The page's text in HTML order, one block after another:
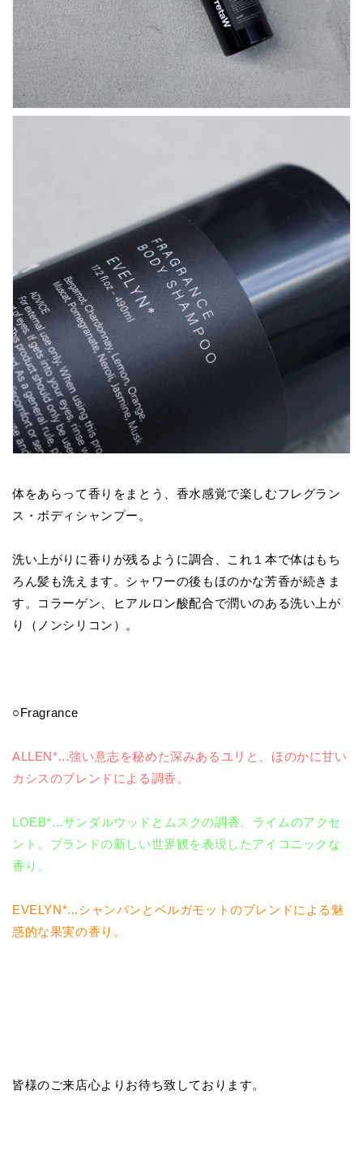
体をあらって香りをまとう、香水感覚で楽しむフレグラン
ス・ボディシャンプー。
洗い上がりに香りが残るように調合、これ１本で体はもち
ろん髪も洗えます。シャワーの後もほのかな芳香が続きま
す。コラーゲン、ヒアルロン酸配合で潤いのある洗い上が
り（ノンシリコン）。
○Fragrance
ALLEN*...強い意志を秘めた深みあるユリと、ほのかに甘い
カシスのブレンドによる調香。
LOEB*...サンダルウッドとムスクの調香、ライムのアクセ
ント。ブランドの新しい世界観を表現したアイコニックな
香り。
EVELYN*...シャンパンとベルガモットのブレンドによる魅
惑的な果実の香り。
皆様のご来店心よりお待ち致しております。